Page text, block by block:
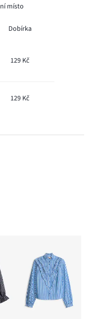
místo
Dobírka
129 Kč
129 Kč